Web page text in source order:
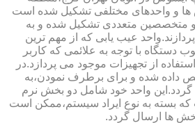
ها و واحدهای مختلفی تشکیل شده است
متخصصین متعددی تشکیل شده و به
عیب یابی که از مهم ترین
با توجه به علائمی که کاربر
از تجهیزات موجود می پردازد.در
داده شده و برای برطرف نمودن،به
واحد خود شامل دو بخش نرم
بسته به نوع ایراد سیستم،ممکن است
ها ارسال گردد.